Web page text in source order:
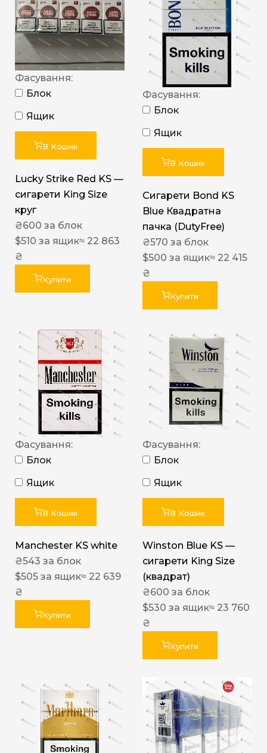
Фасування:
Блок
Ящик
В Кошик
Lucky Strike Red KS —
сигарети King Size
круг
₴600 за блок
$510 за ящик≈ 22 863
₴
Купити
Фасування:
Блок
Ящик
В Кошик
Сигарети Bond KS
Blue Квадратна
пачка (DutyFree)
₴570 за блок
$500 за ящик≈ 22 415
₴
Купити
Фасування:
Блок
Ящик
В Кошик
Manchester KS white
₴543 за блок
$505 за ящик≈ 22 639
₴
Купити
Фасування:
Блок
Ящик
В Кошик
Winston Blue KS —
сигарети King Size
(квадрат)
₴600 за блок
$530 за ящик≈ 23 760
₴
Купити